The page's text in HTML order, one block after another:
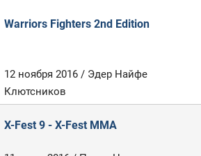
Warriors Fighters 2nd Edition
12 ноября 2016 / Эдер Найфе
Клютсников
X-Fest 9 - X-Fest MMA